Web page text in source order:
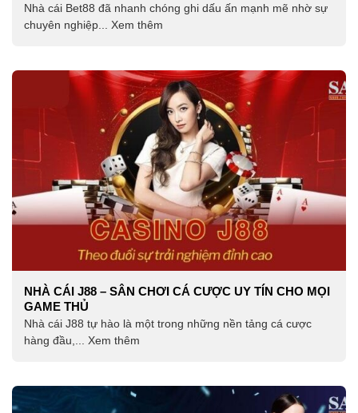
Nhà cái Bet88 đã nhanh chóng ghi dấu ấn mạnh mẽ nhờ sự
chuyên nghiệp... Xem thêm
NHÀ CÁI J88 – SÂN CHƠI CÁ CƯỢC UY TÍN CHO MỌI
GAME THỦ
Nhà cái J88 tự hào là một trong những nền tảng cá cược
hàng đầu,... Xem thêm